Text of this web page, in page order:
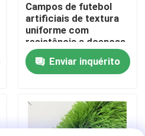
Campos de futebol
artificiais de textura
uniforme com
resistência a doenças
4x25m
Enviar inquérito